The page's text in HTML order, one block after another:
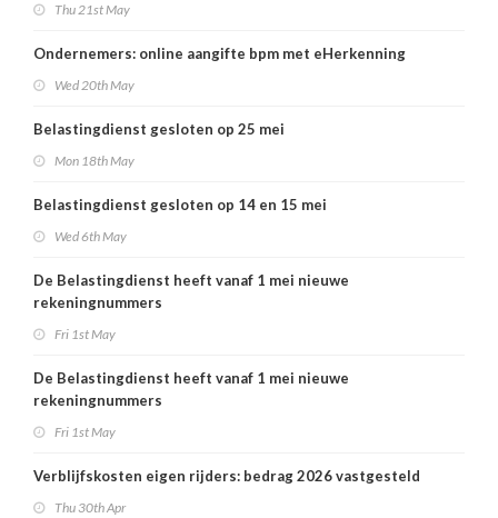
Thu 21st May
Ondernemers: online aangifte bpm met eHerkenning
Wed 20th May
Belastingdienst gesloten op 25 mei
Mon 18th May
Belastingdienst gesloten op 14 en 15 mei
Wed 6th May
De Belastingdienst heeft vanaf 1 mei nieuwe
rekeningnummers
Fri 1st May
De Belastingdienst heeft vanaf 1 mei nieuwe
rekeningnummers
Fri 1st May
Verblijfskosten eigen rijders: bedrag 2026 vastgesteld
Thu 30th Apr